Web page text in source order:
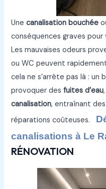
Unecanalisation bouchée
conséquences graves
Les mauvaises odeurs
ou WC peuvent
cela ne s’arrête pas là :
provoquer desfuites d’eau
canalisation, entraînant
réparations coûteuses.
canalisations à Le
RÉNOVATION